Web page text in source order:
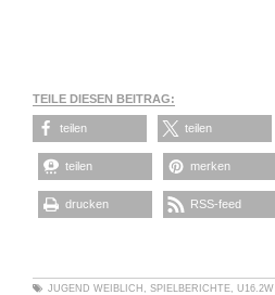
TEILE DIESEN BEITRAG:
teilen teilen
teilen merken
drucken RSS-feed
JUGEND WEIBLICH , SPIELBERICHTE, U16.2W